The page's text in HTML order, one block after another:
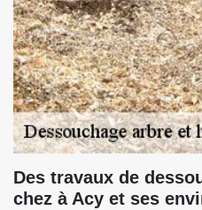
Des travaux de
chez à Acy et ses